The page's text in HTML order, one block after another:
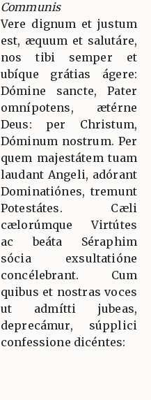
Communis
Vere dignum et justum
est, æquum et salutáre,
nos tibi semper et
ubíque grátias ágere:
Dómine sancte, Pater
omnípotens, ætérne
Deus: per Christum,
Dóminum nostrum. Per
quem majestátem tuam
laudant Angeli, adórant
Dominatiónes, tremunt
Potestátes. Cæli
cælorúmque Virtútes
ac beáta Séraphim
sócia exsultatióne
concélebrant. Cum
quibus et nostras voces
ut admítti jubeas,
deprecámur, súpplici
confessione dicéntes: